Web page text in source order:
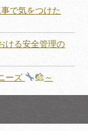
で気をつけた
ける安全管理の
ーズ ～